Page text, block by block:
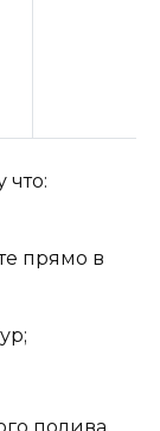
что:
прямо в